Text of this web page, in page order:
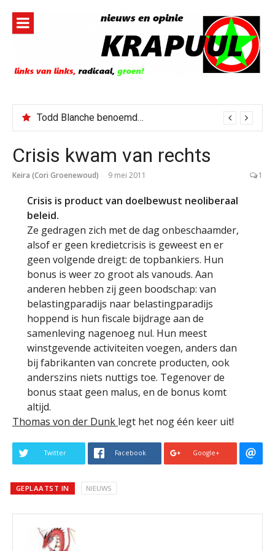
inhoud
Todd Blanche benoemd tot Attorney General
Crisis kwam van rechts
Keira (Cori Groenewoud) 9 mei 2011 1
Crisis is product van doelbewust neoliberaal
beleid.
Ze gedragen zich met de dag onbeschaamder,
alsof er geen kredietcrisis is geweest en er
geen volgende dreigt: de topbankiers. Hun
bonus is weer zo groot als vanouds. Aan
anderen hebben zij geen boodschap: van
belastingparadijs naar belastingparadijs
hoppend is hun fiscale bijdrage aan de
samenleving nagenoeg nul. Hun meest
winstgevende activiteiten voegen, anders dan
bij fabrikanten van concrete producten, ook
anderszins niets nuttigs toe. Tegenover de
bonus staat geen malus, en de bonus komt
altijd.
Thomas von der Dunk legt het nog één keer uit!
Twitter Facebook Google+
GEPLAATST IN NIEUWS